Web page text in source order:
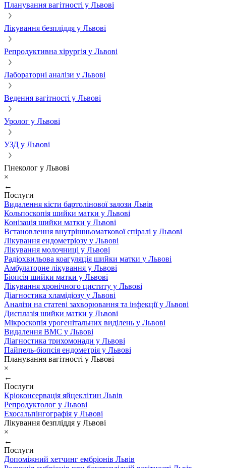
Планування вагітності у Львові
Лікування безпліддя у Львові
Репродуктивна хірургія у Львові
Лабораторні аналізи у Львові
Ведення вагітності у Львові
Уролог у Львові
УЗД у Львові
Гінеколог у Львові
×
←
Послуги
Видалення кісти бартолінової залози Львів
Кольпоскопія шийки матки у Львові
Конізація шийки матки у Львові
Встановлення внутрішньоматкової спіралі у Львові
Лікування ендометріозу у Львові
Лікування молочниці у Львові
Радіохвильова коагуляція шийки матки у Львові
Амбулаторне лікування у Львові
Біопсія шийки матки у Львові
Лікування хронічного циститу у Львові
Діагностика хламідіозу у Львові
Аналізи на статеві захворювання та інфекції у Львові
Дисплазія шийки матки у Львові
Мікроскопія урогенітальних виділень у Львові
Видалення ВМС у Львові
Діагностика трихомонади у Львові
Пайпель-біопсія ендометрія у Львові
Планування вагітності у Львові
×
←
Послуги
Кріоконсервація яйцеклітин Львів
Репродуктолог у Львові
Ехосальпінгографія у Львові
Лікування безпліддя у Львові
×
←
Послуги
Допоміжний хетчинг ембріонів Львів